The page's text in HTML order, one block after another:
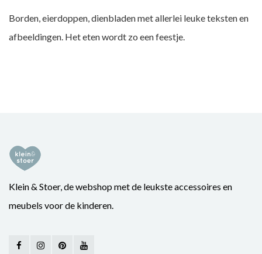
Borden, eierdoppen, dienbladen met allerlei leuke teksten en
afbeeldingen. Het eten wordt zo een feestje.
Klein & Stoer, de webshop met de leukste accessoires en
meubels voor de kinderen.